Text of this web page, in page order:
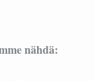
nähdä: